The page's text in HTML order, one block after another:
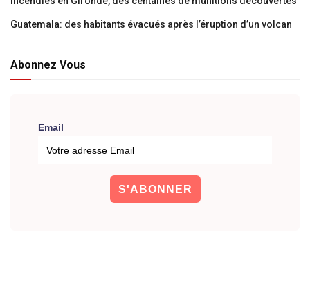
Guatemala: des habitants évacués après l’éruption d’un volcan
Abonnez Vous
Email